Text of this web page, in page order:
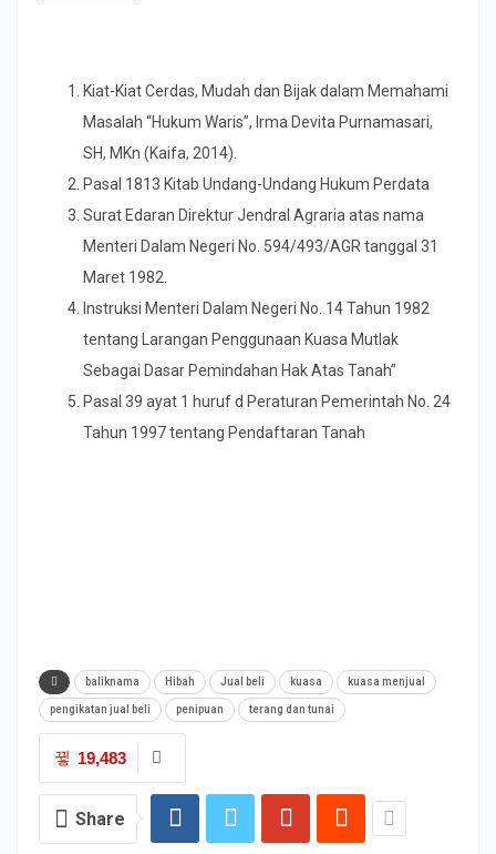
Kiat-Kiat Cerdas, Mudah dan Bijak dalam Memahami
Masalah “Hukum Waris”, Irma Devita Purnamasari,
SH, MKn (Kaifa, 2014).
Pasal 1813 Kitab Undang-Undang Hukum Perdata
Surat Edaran Direktur Jendral Agraria atas nama
Menteri Dalam Negeri No. 594/493/AGR tanggal 31
Maret 1982.
Instruksi Menteri Dalam Negeri No. 14 Tahun 1982
tentang Larangan Penggunaan Kuasa Mutlak
Sebagai Dasar Pemindahan Hak Atas Tanah”
Pasal 39 ayat 1 huruf d Peraturan Pemerintah No. 24
Tahun 1997 tentang Pendaftaran Tanah
baliknama Hibah Jual beli kuasa kuasa menjual
pengikatan jual beli penipuan terang dan tunai
19,483
Share